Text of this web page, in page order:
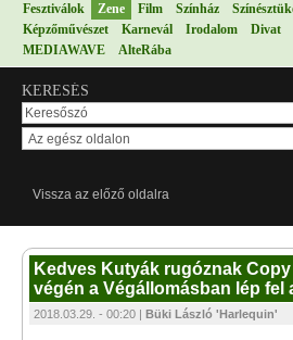
Fesztiválok Zene Film Színház
Képzőművészet
Karnevál Irodalom Divat
MEDIAWAVE
AlteRába
KERESÉS
Vissza az előző oldalra
Kedves Kutyák rugóznak
végén a Végállomásban lép fel
2018.03.29. - 00:20 | Büki László 'Harlequin'